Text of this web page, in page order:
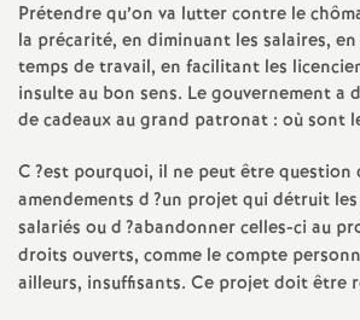
Prétendre qu’on va lutter contre le
la précarité, en diminuant les salaires,
temps de travail, en facilitant les
insulte au bon sens. Le gouvernement a
de cadeaux au grand patronat : où sont
C?est pourquoi, il ne peut être question
amendements d?un projet qui détruit
salariés ou d?abandonner celles-ci au
droits ouverts, comme le compte
ailleurs, insuffisants. Ce projet doit être